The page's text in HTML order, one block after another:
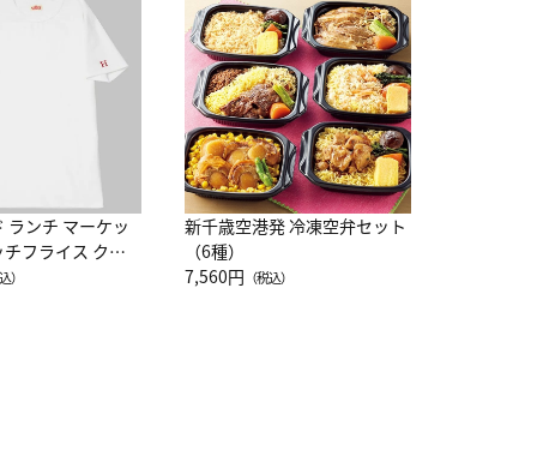
ランチ マーケッ
チフライス クル
半袖Ｔシャツ
）
新千歳空港発 冷凍空弁セット
（6種）
7,560円 （税込）